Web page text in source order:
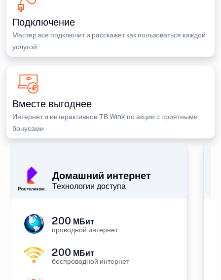
Подключение
Мастер все подключит и расскажет как пользоваться каждой
услугой
Вместе выгоднее
Интернет и интерактивное ТВ Wink по акции с приятными
бонусами
Домашний интернет
Технологии доступа
200 МБит
проводной интернет
200 МБит
беспроводной интернет